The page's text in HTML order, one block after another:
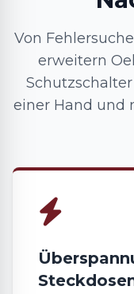
Von
erweitern
einer Hand und